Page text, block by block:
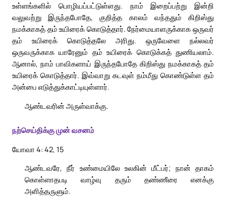
உள்ளங்களில் பொழியப்பட்டுள்ளது. நாம் இறைப்பற்று இன்றி
வலுவற்று இருந்தபோதே, குறித்த காலம் வந்ததும் கிறிஸ்து
நமக்காகத் தம் உயிரைக் கொடுத்தார். நேர்மையாளருக்காக ஒருவர்
தம் உயிரைக் கொடுத்தலே அரிது. ஒருவேளை நல்லவர்
ஒருவருக்காக யாரேனும் தம் உயிரைக் கொடுக்கத் துணியலாம்.
ஆனால், நாம் பாவிகளாய் இருந்தபோதே கிறிஸ்து நமக்காகத் தம்
உயிரைக் கொடுத்தார். இவ்வாறு கடவுள் நம்மீது கொண்டுள்ள தம்
அன்பை எடுத்துக்காட்டியுள்ளார்.
ஆண்டவரின் அருள்வாக்கு.
நற்செய்திக்கு முன் வசனம்
யோவா 4: 42, 15
ஆண்டவரே, நீர் உண்மையிலே உலகின் மீட்பர்; நான் தாகம்
கொள்ளாதபடி வாழ்வு தரும் தண்ணீரை எனக்கு
அளித்தருளும்.